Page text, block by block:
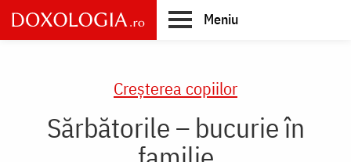
Skip
to
main
Meniu
Creşterea copiilor
Sărbătorile – bucurie în